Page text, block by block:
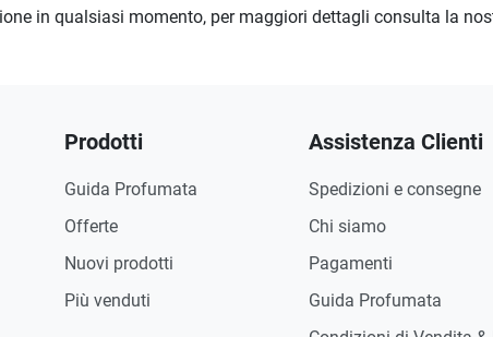
in qualsiasi momento, per maggiori dettagli consulta la
Prodotti
Guida Profumata
Offerte
Nuovi prodotti
Più venduti
Assistenza Clienti
Spedizioni e consegne
Chi siamo
Pagamenti
Guida Profumata